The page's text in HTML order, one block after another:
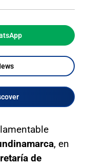
, en
de